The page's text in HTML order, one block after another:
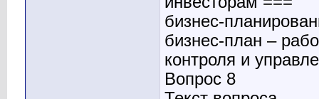
бизнес-
бизнес-план –
контроля и
Вопрос 8